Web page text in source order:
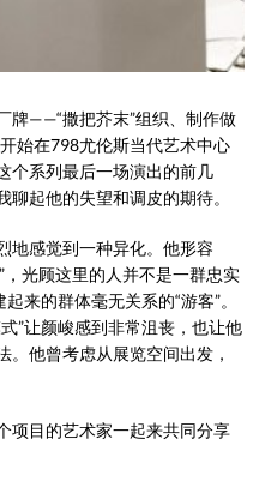
牌——“撒把芥末”组织、制作做
始在798尤伦斯当代艺术中心
个系列最后一场演出的前几
起他的失望和调皮的期待。
地感觉到一种异化。他形容
光顾这里的人并不是一群忠实
来的群体毫无关系的“游客”。
”让颜峻感到非常沮丧，也让他
。他曾考虑从展览空间出发，
项目的艺术家一起来共同分享